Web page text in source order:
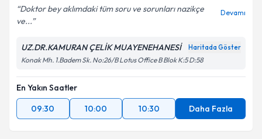
Doktor bey aklımdaki tüm soru ve sorunları nazikçe
ve...
Devamı
UZ.DR.KAMURAN ÇELİK MUAYENEHANESİ Haritada Göster
Konak Mh. 1.Badem Sk. No:26/B Lotus Office B Blok K:5 D:58
En Yakın Saatler
09:30
10:00 10:30 Daha Fazla